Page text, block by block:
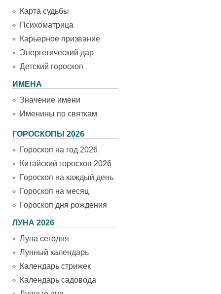
Карта судьбы
Психоматрица
Карьерное призвание
Энергетический дар
Детский гороскоп
ИМЕНА
Значение имени
Именины по святкам
ГОРОСКОПЫ 2026
Гороскоп на год 2026
Китайский гороскоп 2026
Гороскоп на каждый день
Гороскоп на месяц
Гороскоп дня рождения
ЛУНА 2026
Луна сегодня
Лунный календарь
Календарь стрижек
Календарь садовода